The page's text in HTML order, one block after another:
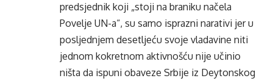
predsjednik koji „stoji na braniku načela
Povelje UN-a“, su samo isprazni narativi jer u
posljednjem desetljeću svoje vladavine niti
jednom kokretnom aktivnošću nije učinio
ništa da ispuni obaveze Srbije iz Deytonskog